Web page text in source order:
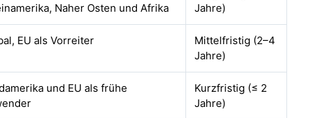
Naher Osten und Afrika
Jahre)
EU als Vorreiter
Mittelfristig (2–4
Jahre)
und EU als frühe
Kurzfristig (≤ 2
Jahre)